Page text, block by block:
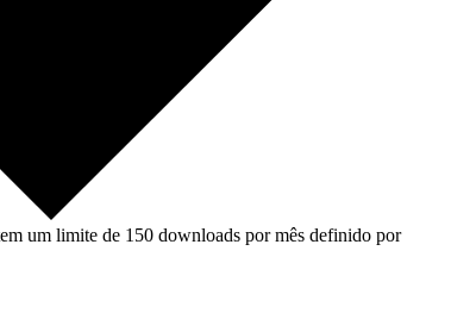
um limite de 150 downloads por mês definido por